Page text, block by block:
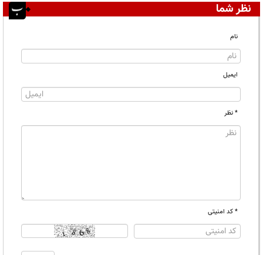
نظر شما
نام
ایمیل
* نظر
* کد امنیتی